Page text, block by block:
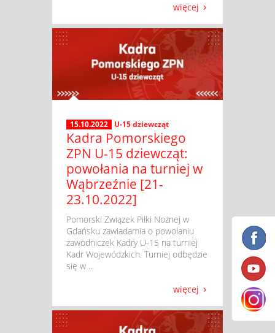
więcej
15.10.2022 U-15 dziewcząt
Kadra Pomorskiego
ZPN U-15 dziewcząt:
powołania na turniej w
Wąbrzeźnie [21-
23.10.2022]
​ Pomorski Związek Piłki Nożnej w
Gdańsku zawiadamia o powołaniu
zawodniczek Kadry U-15 na turniej
Kadr Wojewódzkich. Turniej odbędzie
się w ...
więcej